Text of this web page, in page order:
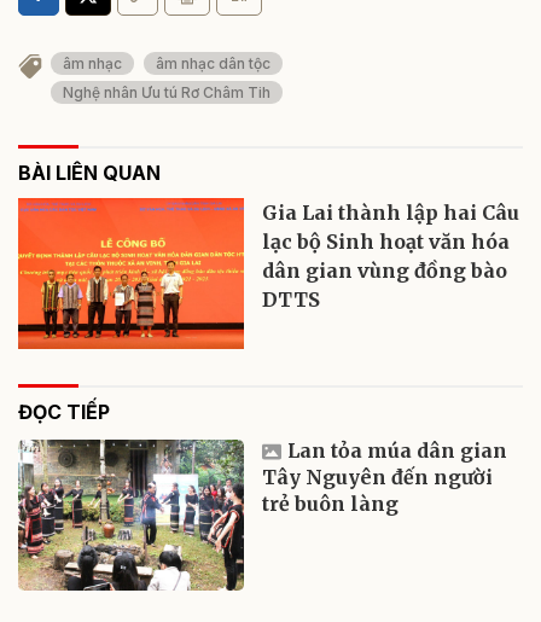
âm nhạc
âm nhạc dân tộc
Nghệ nhân Ưu tú Rơ Châm Tih
BÀI LIÊN QUAN
Gia Lai thành lập hai Câu
lạc bộ Sinh hoạt văn hóa
dân gian vùng đồng bào
DTTS
ĐỌC TIẾP
Lan tỏa múa dân gian
Tây Nguyên đến người
trẻ buôn làng